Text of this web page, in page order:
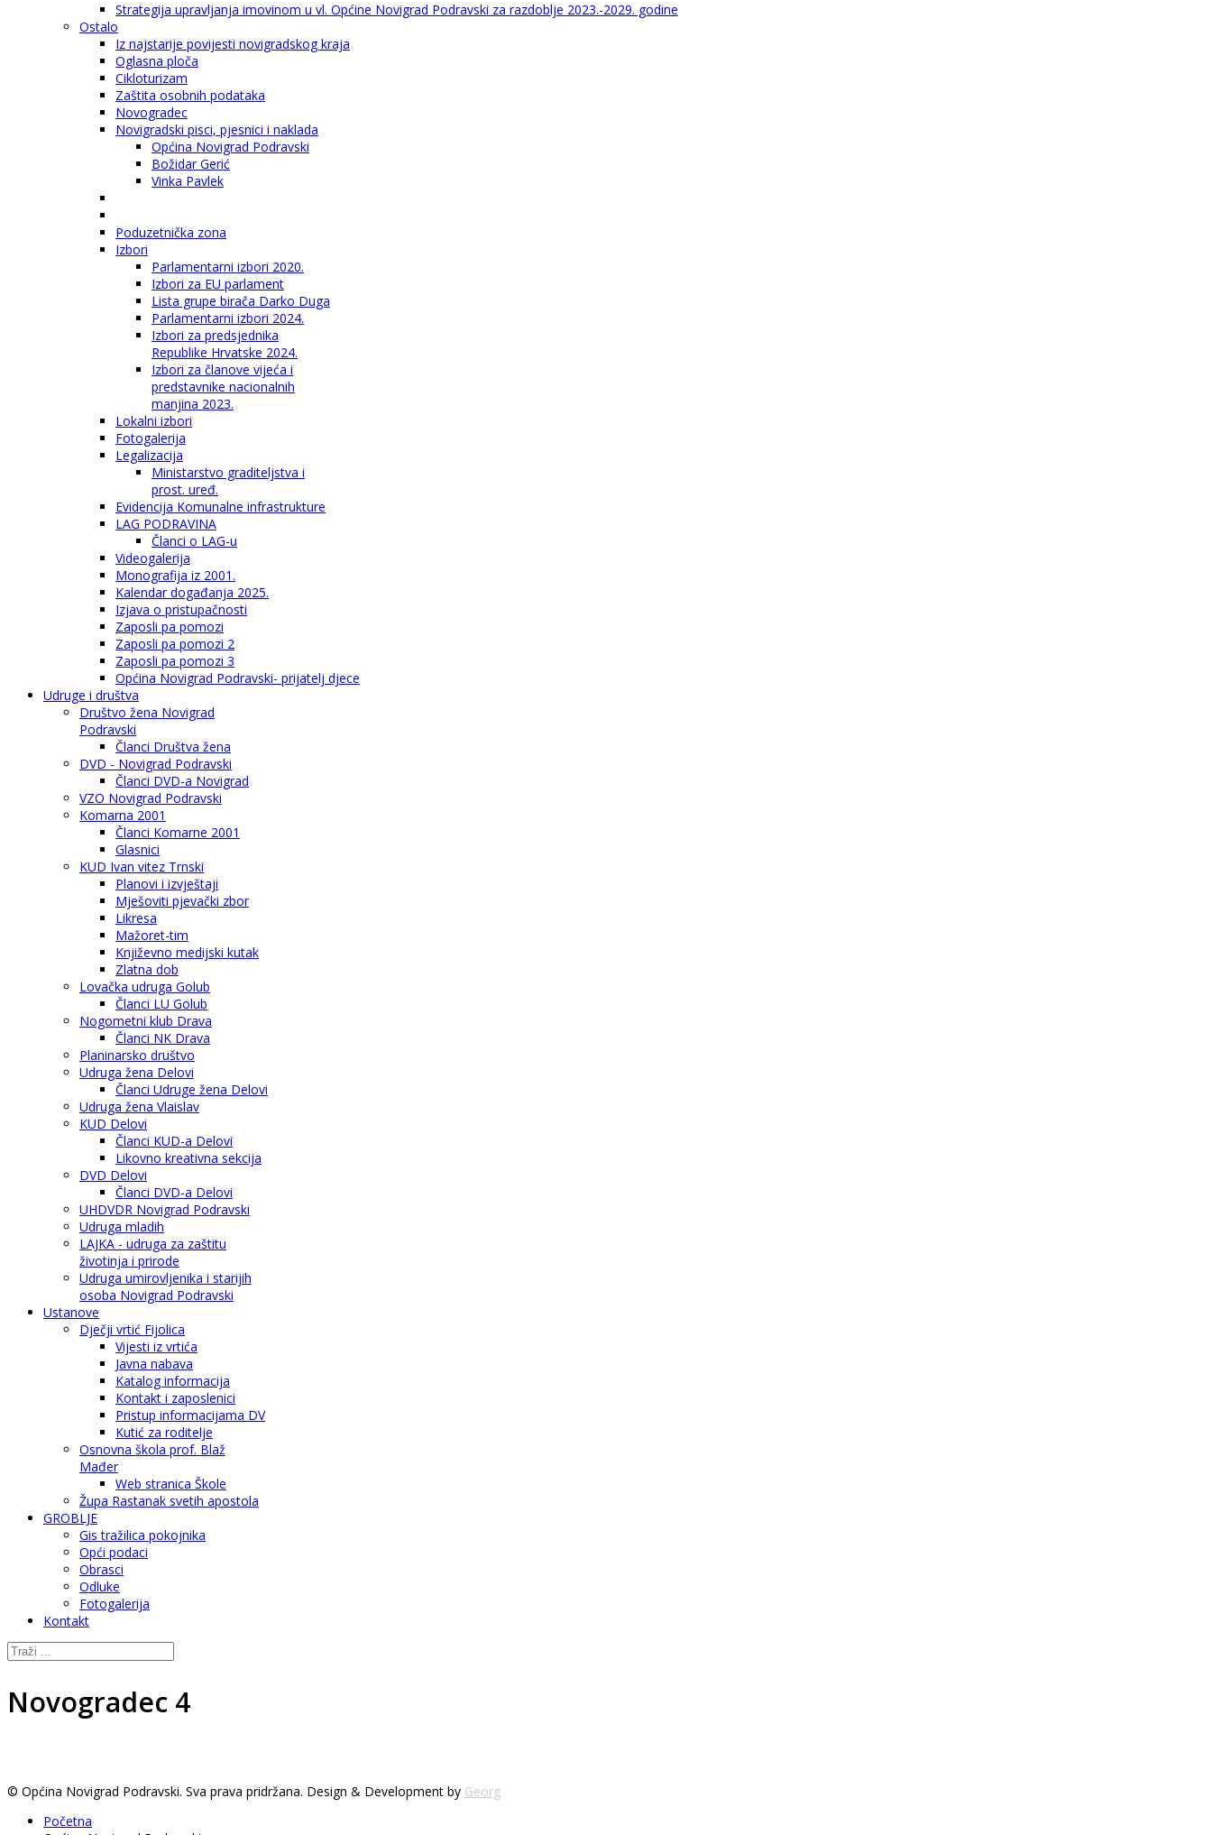
Strategija upravljanja imovinom u vl. Općine Novigrad Podravski za razdoblje 2023.-2029. godine
Ostalo
Iz najstarije povijesti novigradskog kraja
Oglasna ploča
Cikloturizam
Zaštita osobnih podataka
Novogradec
Novigradski pisci, pjesnici i naklada
Općina Novigrad Podravski
Božidar Gerić
Vinka Pavlek
Poduzetnička zona
Izbori
Parlamentarni izbori 2020.
Izbori za EU parlament
Lista grupe birača Darko Duga
Parlamentarni izbori 2024.
Izbori za predsjednika
Republike Hrvatske 2024.
Izbori za članove vijeća i
predstavnike nacionalnih
manjina 2023.
Lokalni izbori
Fotogalerija
Legalizacija
Ministarstvo graditeljstva i
prost. uređ.
Evidencija Komunalne infrastrukture
LAG PODRAVINA
Članci o LAG-u
Videogalerija
Monografija iz 2001.
Kalendar događanja 2025.
Izjava o pristupačnosti
Zaposli pa pomozi
Zaposli pa pomozi 2
Zaposli pa pomozi 3
Općina Novigrad Podravski- prijatelj djece
Udruge i društva
Društvo žena Novigrad
Podravski
Članci Društva žena
DVD - Novigrad Podravski
Članci DVD-a Novigrad
VZO Novigrad Podravski
Komarna 2001
Članci Komarne 2001
Glasnici
KUD Ivan vitez Trnski
Planovi i izvještaji
Mješoviti pjevački zbor
Likresa
Mažoret-tim
Književno medijski kutak
Zlatna dob
Lovačka udruga Golub
Članci LU Golub
Nogometni klub Drava
Članci NK Drava
Planinarsko društvo
Udruga žena Delovi
Članci Udruge žena Delovi
Udruga žena Vlaislav
KUD Delovi
Članci KUD-a Delovi
Likovno kreativna sekcija
DVD Delovi
Članci DVD-a Delovi
UHDVDR Novigrad Podravski
Udruga mladih
LAJKA - udruga za zaštitu
životinja i prirode
Udruga umirovljenika i starijih
osoba Novigrad Podravski
Ustanove
Dječji vrtić Fijolica
Vijesti iz vrtića
Javna nabava
Katalog informacija
Kontakt i zaposlenici
Pristup informacijama DV
Kutić za roditelje
Osnovna škola prof. Blaž
Mađer
Web stranica Škole
Župa Rastanak svetih apostola
GROBLJE
Gis tražilica pokojnika
Opći podaci
Obrasci
Odluke
Fotogalerija
Kontakt
Novogradec 4
© Općina Novigrad Podravski. Sva prava pridržana. Design & Development by Georg
Početna